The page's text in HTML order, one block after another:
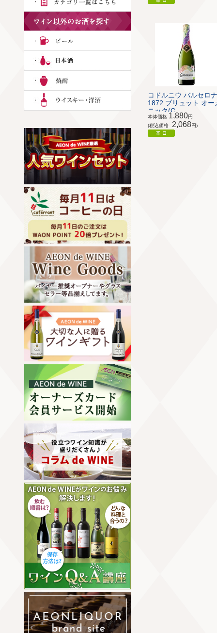
コドルニウ バルセロナ
1872 ブリュット オー
ニック(C...
本体価格 1,880円
(税込価格
2,068円)